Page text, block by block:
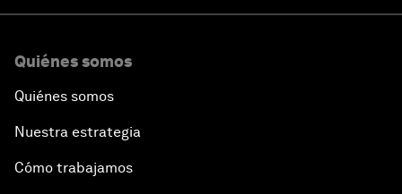
Quiénes somos
Quiénes somos
Nuestra estrategia
Cómo trabajamos